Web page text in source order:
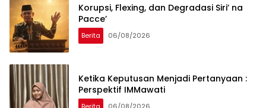
Korupsi, Flexing, dan Degradasi Siri’ na
Pacce’
Berita 06/08/2026
Ketika Keputusan Menjadi Pertanyaan :
Perspektif IMMawati
Berita 06/08/2026